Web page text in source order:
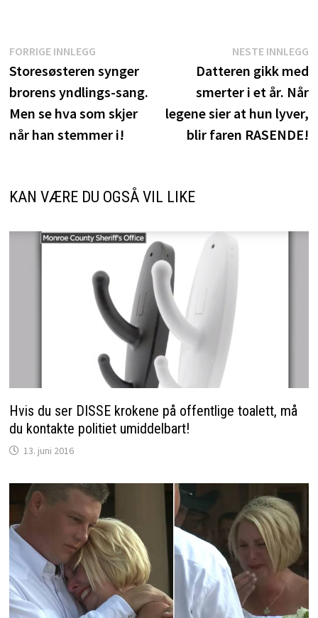
Innleggsnavigasjon
FORRIGE INNLEGGForrige
innlegg:
Storesøsteren synger
brorens yndlings-sang.
Men se hva som skjer
når han stemmer i!
NESTE INNLEGG
Datteren gikk med
smerter i et år. Når
legene sier at hun lyver,
blir faren RASENDE!
KAN VÆRE DU OGSÅ VIL LIKE
Hvis du ser DISSE krokene på offentlige toalett, må
du kontakte politiet umiddelbart!
13. juni 2016